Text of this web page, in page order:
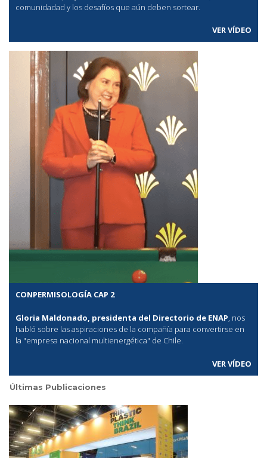
comunidadad y los desafíos que aún deben sortear.
VER VÍDEO
CONPERMISOLOGÍA CAP 2
Gloria Maldonado, presidenta del Directorio de ENAP , nos
habló sobre las aspiraciones de la compañía para convertirse en
la "empresa nacional multienergética" de Chile.
VER VÍDEO
Últimas Publicaciones